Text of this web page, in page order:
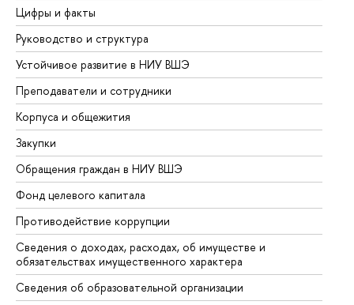
Цифры и факты
Руководство и структура
Устойчивое развитие в НИУ ВШЭ
Преподаватели и сотрудники
Корпуса и общежития
Закупки
Обращения граждан в НИУ ВШЭ
Фонд целевого капитала
Противодействие коррупции
Сведения о доходах, расходах, об имуществе и
обязательствах имущественного характера
Сведения об образовательной организации